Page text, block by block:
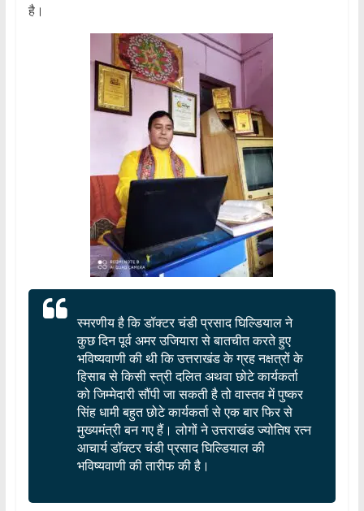
है।
स्मरणीय है कि डॉक्टर चंडी प्रसाद घिल्डियाल ने
कुछ दिन पूर्व अमर उजियारा से बातचीत करते हुए
भविष्यवाणी की थी कि उत्तराखंड के ग्रह नक्षत्रों के
हिसाब से किसी स्त्री दलित अथवा छोटे कार्यकर्ता
को जिम्मेदारी सौंपी जा सकती है तो वास्तव में पुष्कर
सिंह धामी बहुत छोटे कार्यकर्ता से एक बार फिर से
मुख्यमंत्री बन गए हैं। लोगों ने उत्तराखंड ज्योतिष रत्न
आचार्य डॉक्टर चंडी प्रसाद घिल्डियाल की
भविष्यवाणी की तारीफ की है।